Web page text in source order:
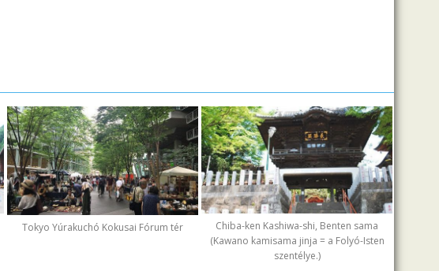
Tokyo Yúrakuchó Kokusai Fórum tér
Chiba-ken Kashiwa-shi, Benten sama
(Kawano kamisama jinja = a Folyó-Isten
szentélye.)